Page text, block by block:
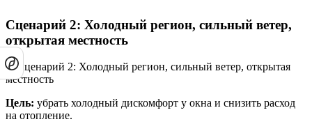
Сценарий 2: Холодный регион, сильный ветер,
открытая местность
Цель: убрать холодный дискомфорт у окна и снизить расход
на отопление.